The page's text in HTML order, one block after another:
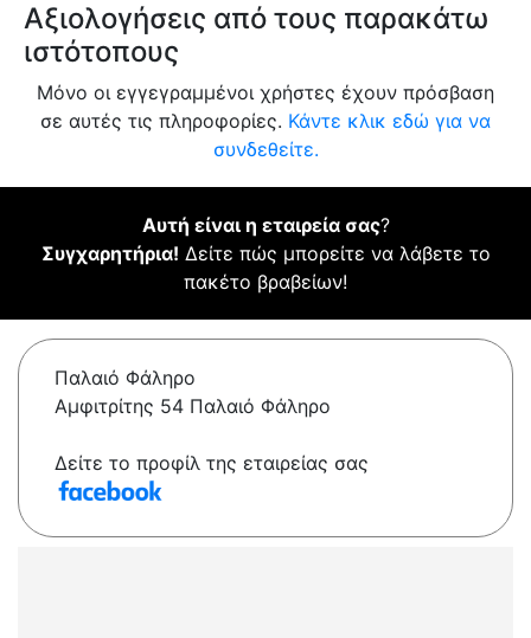
Αξιολογήσεις από τους παρακάτω
ιστότοπους
Μόνο οι εγγεγραμμένοι χρήστες έχουν πρόσβαση
σε αυτές τις πληροφορίες. Κάντε κλικ εδώ για να
συνδεθείτε.
Αυτή είναι η εταιρεία σας?
Συγχαρητήρια! Δείτε πώς μπορείτε να λάβετε το
πακέτο βραβείων!
Παλαιό Φάληρο
Αμφιτρίτης 54 Παλαιό Φάληρο
Δείτε το προφίλ της εταιρείας σας